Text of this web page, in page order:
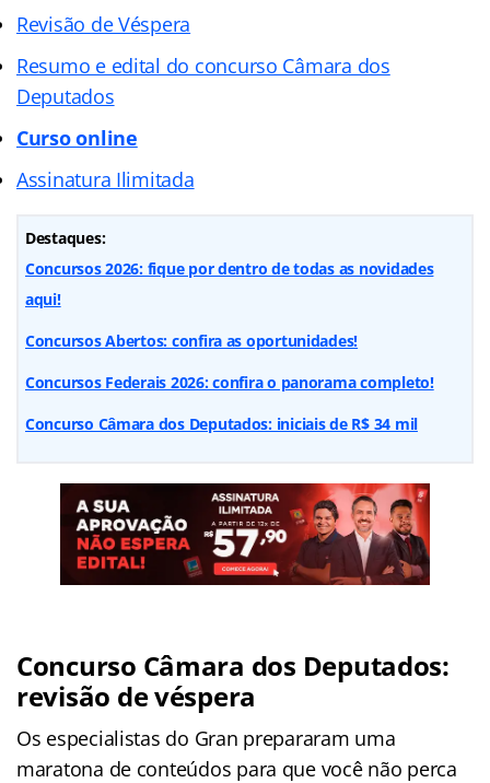
Revisão de Véspera
Resumo e edital do concurso Câmara dos
Deputados
Curso online
Assinatura Ilimitada
Destaques:
Concursos 2026: fique por dentro de todas as novidades
aqui!
Concursos Abertos: confira as oportunidades!
Concursos Federais 2026: confira o panorama completo!
Concurso Câmara dos Deputados: iniciais de R$ 34 mil
Concurso Câmara dos Deputados:
revisão de véspera
Os especialistas do Gran prepararam uma
maratona de conteúdos para que você não perca